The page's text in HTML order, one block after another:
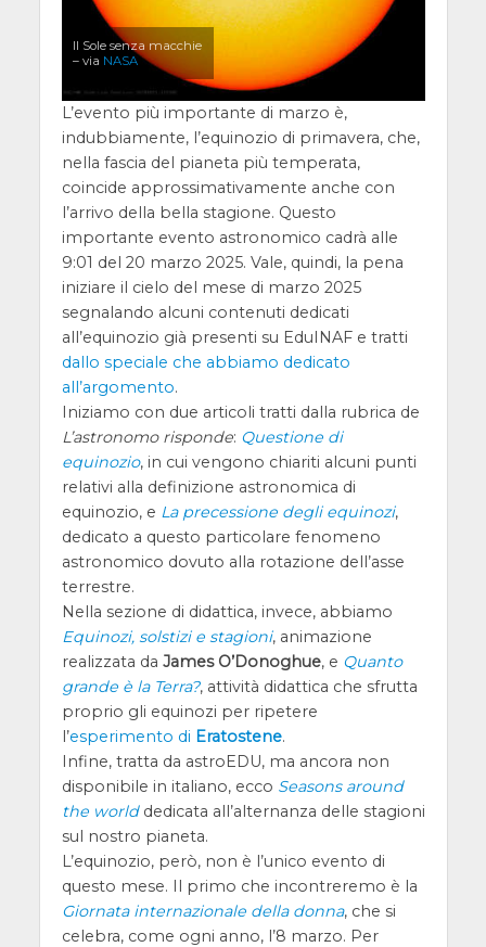
Il Sole senza macchie
– via NASA
L’evento più importante di marzo è,
indubbiamente, l’equinozio di primavera, che,
nella fascia del pianeta più temperata,
coincide approssimativamente anche con
l’arrivo della bella stagione. Questo
importante evento astronomico cadrà alle
9:01 del 20 marzo 2025. Vale, quindi, la pena
iniziare il cielo del mese di marzo 2025
segnalando alcuni contenuti dedicati
all’equinozio già presenti su EduINAF e tratti
dallo speciale che abbiamo dedicato
all’argomento.
Iniziamo con due articoli tratti dalla rubrica de
L’astronomo risponde: Questione di
equinozio, in cui vengono chiariti alcuni punti
relativi alla definizione astronomica di
equinozio, e La precessione degli equinozi,
dedicato a questo particolare fenomeno
astronomico dovuto alla rotazione dell’asse
terrestre.
Nella sezione di didattica, invece, abbiamo
Equinozi, solstizi e stagioni, animazione
realizzata da James O’Donoghue, e Quanto
grande è la Terra?, attività didattica che sfrutta
proprio gli equinozi per ripetere
l’esperimento di Eratostene.
Infine, tratta da astroEDU, ma ancora non
disponibile in italiano, ecco Seasons around
the worlddedicata all’alternanza delle stagioni
sul nostro pianeta.
L’equinozio, però, non è l’unico evento di
questo mese. Il primo che incontreremo è la
Giornata internazionale della donna, che si
celebra, come ogni anno, l’8 marzo. Per